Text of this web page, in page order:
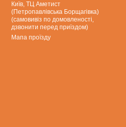
Київ, ТЦ Аметист
(Петропавлівська Борщагівка)
(самовивіз по домовленості,
дзвонити перед приїздом)
Мапа проїзду